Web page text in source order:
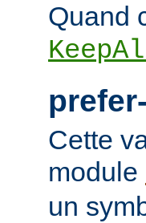
Quand
Cette
module
un